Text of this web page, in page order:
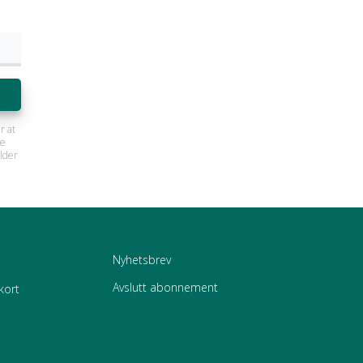
at
Nyhetsbrev
Avslutt abonnement